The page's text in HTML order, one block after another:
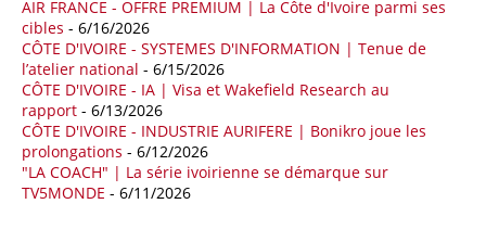
18/04/26 ALGERIE - BP
La multinationale BP signe son retour en Algérie où un permis de
prospection d’hydrocarbures dans le bassin oriental lui a été attribué
par l’Agence nationale pour la valorisation des ressources en
hydrocarbures (ALNAFT). L’information rendue publique mercredi 15
avril par l’institution, intervient dans le cadre de sa politique de relance
de l’exploration. Le périmètre concerné se situe dans une zone de
l’est du pays jugée peu explorée malgré son potentiel. BP pourra y
lancer ses premières opérations de prospection sur le terrain portant
AIR FRANCE - OFFRE PREMIUM | La Côte d'Ivoire parmi ses
cibles - 6/16/2026
CÔTE D'IVOIRE - SYSTEMES D'INFORMATION | Tenue de
l’atelier national - 6/15/2026
CÔTE D'IVOIRE - IA | Visa et Wakefield Research au
rapport - 6/13/2026
CÔTE D'IVOIRE - INDUSTRIE AURIFERE | Bonikro joue les
prolongations - 6/12/2026
"LA COACH" | La série ivoirienne se démarque sur
TV5MONDE - 6/11/2026